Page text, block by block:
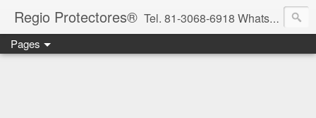
Regio Protectores® Tel. 81-3068-6918 WhatsApp 81-2636-2823 / 33-1145-3780 cotizacionregioprotectores@gmail.com / regioprotectores@gmail.com https://www.facebook.com/RegioProtectores/
Pages